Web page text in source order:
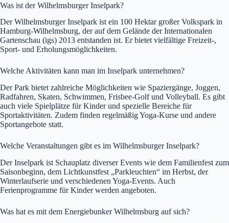
Was ist der Wilhelmsburger Inselpark?
Der Wilhelmsburger Inselpark ist ein 100 Hektar großer Volkspark in
Hamburg-Wilhelmsburg, der auf dem Gelände der Internationalen
Gartenschau (igs) 2013 entstanden ist. Er bietet vielfältige Freizeit-,
Sport- und Erholungsmöglichkeiten.
Welche Aktivitäten kann man im Inselpark unternehmen?
Der Park bietet zahlreiche Möglichkeiten wie Spaziergänge, Joggen,
Radfahren, Skaten, Schwimmen, Frisbee-Golf und Volleyball. Es gibt
auch viele Spielplätze für Kinder und spezielle Bereiche für
Sportaktivitäten. Zudem finden regelmäßig Yoga-Kurse und andere
Sportangebote statt.
Welche Veranstaltungen gibt es im Wilhelmsburger Inselpark?
Der Inselpark ist Schauplatz diverser Events wie dem Familienfest zum
Saisonbeginn, dem Lichtkunstfest „Parkleuchten“ im Herbst, der
Winterlaufserie und verschiedenen Yoga-Events. Auch
Ferienprogramme für Kinder werden angeboten.
Was hat es mit dem Energiebunker Wilhelmsburg auf sich?